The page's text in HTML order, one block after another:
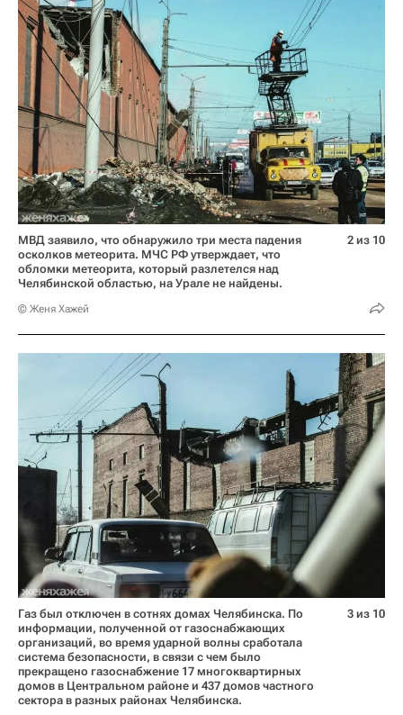
МВД заявило, что обнаружило три места падения
осколков метеорита. МЧС РФ утверждает, что
обломки метеорита, который разлетелся над
Челябинской областью, на Урале не найдены.
© Женя Хажей
2 из 10
Газ был отключен в сотнях домах Челябинска. По
информации, полученной от газоснабжающих
организаций, во время ударной волны сработала
система безопасности, в связи с чем было
прекращено газоснабжение 17 многоквартирных
домов в Центральном районе и 437 домов частного
сектора в разных районах Челябинска.
3 из 10